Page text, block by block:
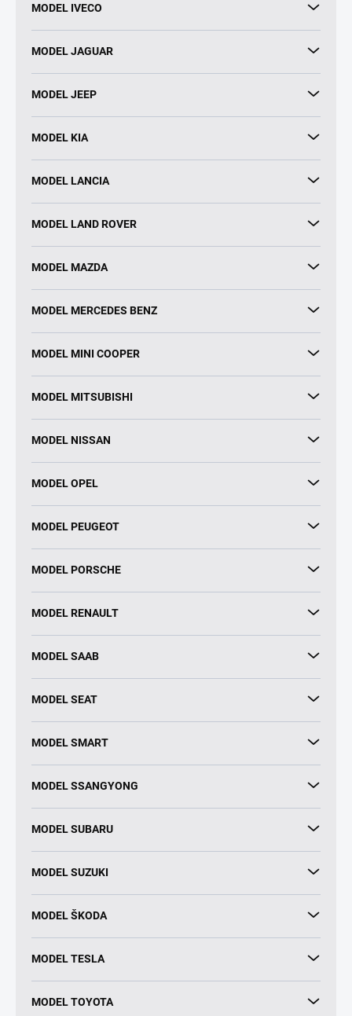
MODEL IVECO
MODEL JAGUAR
MODEL JEEP
MODEL KIA
MODEL LANCIA
MODEL LAND ROVER
MODEL MAZDA
MODEL MERCEDES BENZ
MODEL MINI COOPER
MODEL MITSUBISHI
MODEL NISSAN
MODEL OPEL
MODEL PEUGEOT
MODEL PORSCHE
MODEL RENAULT
MODEL SAAB
MODEL SEAT
MODEL SMART
MODEL SSANGYONG
MODEL SUBARU
MODEL SUZUKI
MODEL ŠKODA
MODEL TESLA
MODEL TOYOTA